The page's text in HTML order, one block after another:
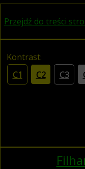
Przejdź do treści
Kontrast:
C1
C2 C3